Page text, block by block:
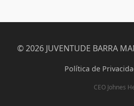
© 2026 JUVENTUDE BARRA
Política de
CEO Johnes